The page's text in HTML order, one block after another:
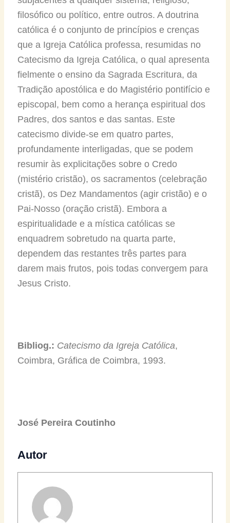
filosófico ou político, entre outros. A doutrina
católica é o conjunto de princípios e crenças
que a Igreja Católica professa, resumidas no
Catecismo da Igreja Católica, o qual apresenta
fielmente o ensino da Sagrada Escritura, da
Tradição apostólica e do Magistério pontifício e
episcopal, bem como a herança espiritual dos
Padres, dos santos e das santas. Este
catecismo divide-se em quatro partes,
profundamente interligadas, que se podem
resumir às explicitações sobre o Credo
(mistério cristão), os sacramentos (celebração
cristã), os Dez Mandamentos (agir cristão) e o
Pai-Nosso (oração cristã). Embora a
espiritualidade e a mística católicas se
enquadrem sobretudo na quarta parte,
dependem das restantes três partes para
darem mais frutos, pois todas convergem para
Jesus Cristo.
Bibliog.: Catecismo da Igreja Católica,
Coimbra, Gráfica de Coimbra, 1993.
José Pereira Coutinho
Autor